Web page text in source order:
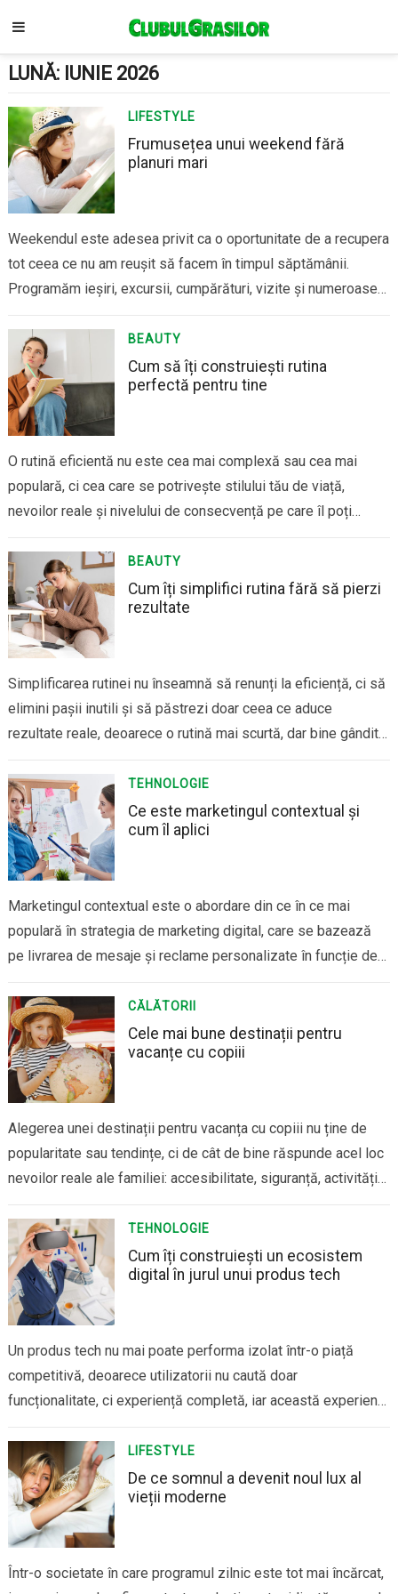
LUNĂ: IUNIE 2026
LIFESTYLE
Frumusețea unui weekend fără
planuri mari
Weekendul este adesea privit ca o oportunitate de a recupera
tot ceea ce nu am reușit să facem în timpul săptămânii.
Programăm ieșiri, excursii, cumpărături, vizite și numeroase
două zile libere. Paradoxal, în încercarea de a le face
memorabile, ajungem…
BEAUTY
Cum să îți construiești rutina
perfectă pentru tine
O rutină eficientă nu este cea mai complexă sau cea mai
populară, ci cea care se potrivește stilului tău de viață,
nevoilor reale și nivelului de consecvență pe care îl poți
teorie, devine inutilă dacă nu este aplicată constant. Primul
pas…
BEAUTY
Cum îți simplifici rutina fără să pierzi
rezultate
Simplificarea rutinei nu înseamnă să renunți la eficiență, ci să
elimini pașii inutili și să păstrezi doar ceea ce aduce
rezultate reale, deoarece o rutină mai scurtă, dar bine gândită,
termen lung. Primul pas este identificarea elementelor
esențiale. În orice…
TEHNOLOGIE
Ce este marketingul contextual și
cum îl aplici
Marketingul contextual este o abordare din ce în ce mai
populară în strategia de marketing digital, care se bazează
pe livrarea de mesaje și reclame personalizate în funcție de
date demografice sau comportamentale simple, marketingul
contextual pune accent…
CĂLĂTORII
Cele mai bune destinații pentru
vacanțe cu copiii
Alegerea unei destinații pentru vacanța cu copiii nu ține de
popularitate sau tendințe, ci de cât de bine răspunde acel loc
nevoilor reale ale familiei: accesibilitate, siguranță, activități
un efort continuu. Litoralul – alegerea clasică, dacă este bine
făcută Marea…
TEHNOLOGIE
Cum îți construiești un ecosistem
digital în jurul unui produs tech
Un produs tech nu mai poate performa izolat într-o piață
competitivă, deoarece utilizatorii nu caută doar
funcționalitate, ci experiență completă, iar această experiență
susține produsul înainte, în timpul și după utilizare. De ce un
produs singur nu mai este suficient Lansarea unui produs…
LIFESTYLE
De ce somnul a devenit noul lux al
vieții moderne
Într-o societate în care programul zilnic este tot mai încărcat,